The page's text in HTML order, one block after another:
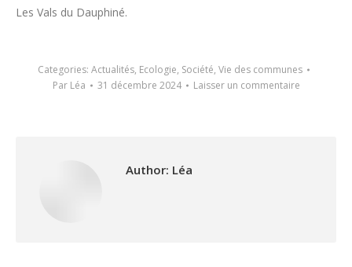
Les Vals du Dauphiné.
Categories: Actualités, Ecologie, Société, Vie des communes
Par Léa 31 décembre 2024 Laisser un commentaire
Author: Léa